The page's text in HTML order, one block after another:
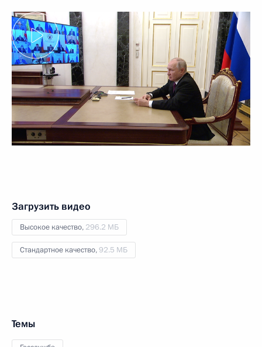
Загрузить видео
Высокое качество, 296.2 МБ
Стандартное качество,92.5 МБ
Темы